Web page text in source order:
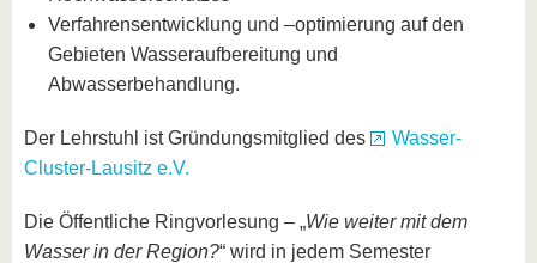
Verfahrensentwicklung und –optimierung auf den
Gebieten Wasseraufbereitung und
Abwasserbehandlung.
Der Lehrstuhl ist Gründungsmitglied des
Wasser-
Cluster-Lausitz e.V.
Die Öffentliche Ringvorlesung – „Wie weiter mit dem
Wasser in der Region?“ wird in jedem Semester